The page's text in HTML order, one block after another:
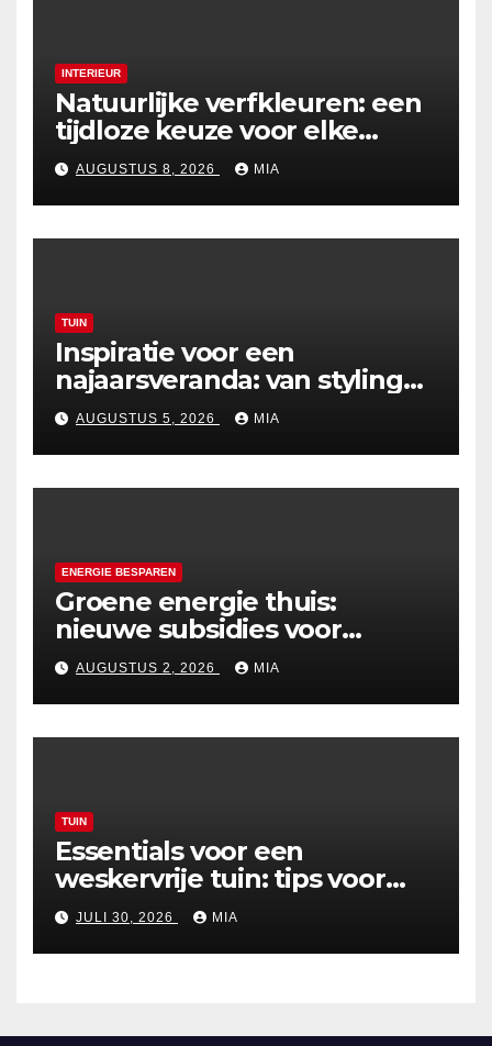
INTERIEUR
Natuurlijke verfkleuren: een
tijdloze keuze voor elke
woning
AUGUSTUS 8, 2026 MIA
TUIN
Inspiratie voor een
najaarsveranda: van styling
tot verwarming
AUGUSTUS 5, 2026 MIA
ENERGIE BESPAREN
Groene energie thuis:
nieuwe subsidies voor
zonnepanelen in 2026
AUGUSTUS 2, 2026 MIA
TUIN
Essentials voor een
weskervrije tuin: tips voor
een zorgeloze zomer
JULI 30, 2026 MIA